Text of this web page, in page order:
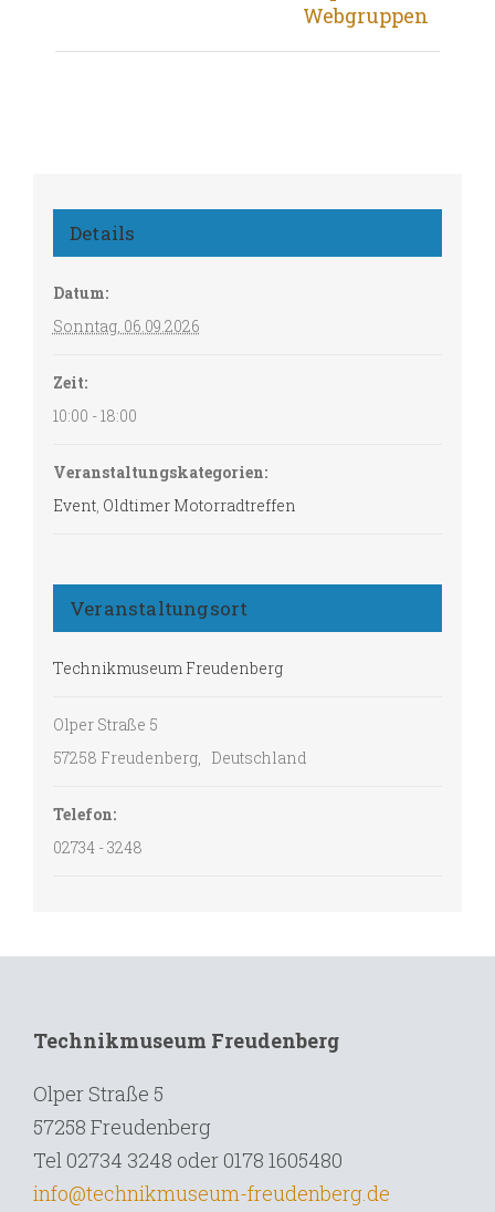
Webgruppen
Details
Datum:
Sonntag, 06.09.2026
Zeit:
10:00 - 18:00
Veranstaltungskategorien:
Event, Oldtimer Motorradtreffen
Veranstaltungsort
Technikmuseum Freudenberg
Olper Straße 5
57258 Freudenberg, Deutschland
Telefon:
02734 - 3248
Technikmuseum Freudenberg
Olper Straße 5
57258 Freudenberg
Tel 02734 3248 oder 0178 1605480
info@technikmuseum-freudenberg.de